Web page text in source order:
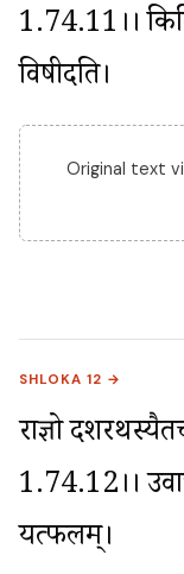
1.74.11।।
विषीदति।
Original text
SHLOKA 12 →
राज्ञो
1.74.12।।
यत्फलम्।